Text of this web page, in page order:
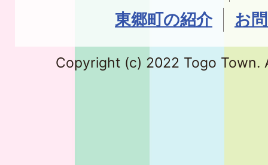
東郷町の紹介
お
Copyright (c) 2022 Togo Town.